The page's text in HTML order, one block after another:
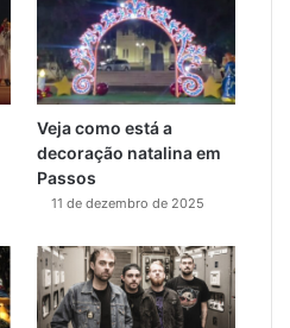
Veja como está a
decoração natalina em
Passos
11 de dezembro de 2025